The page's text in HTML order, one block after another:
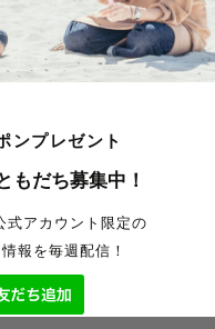
ンプレゼント
もだち募集中！
式アカウント限定の
報を毎週配信！